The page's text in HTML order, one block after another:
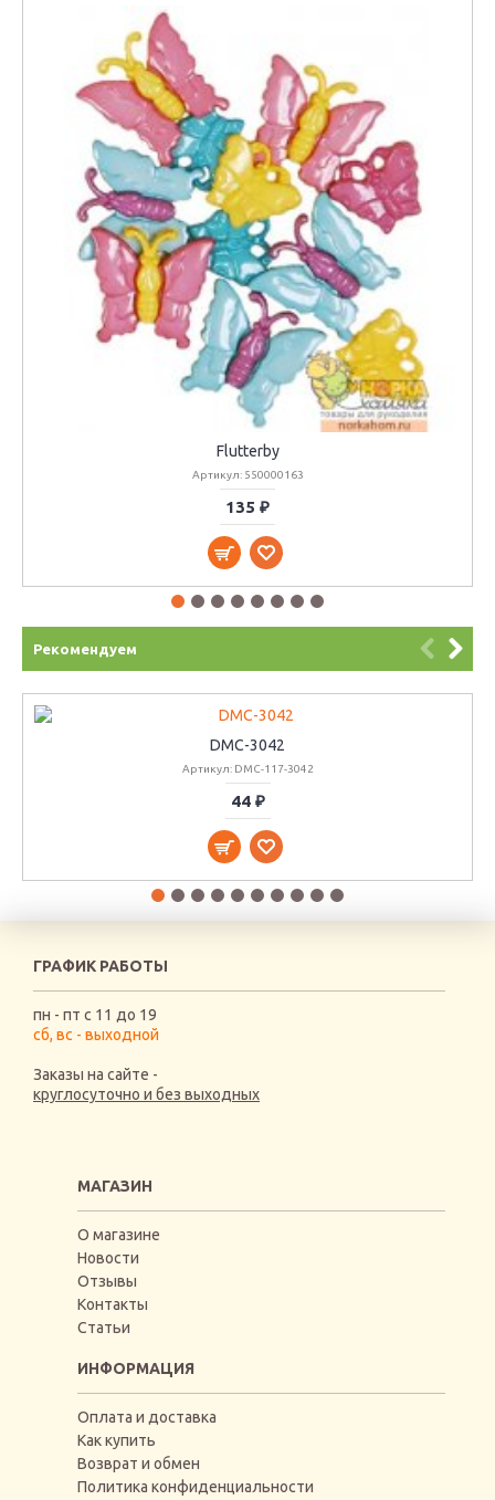
Flutterby
Артикул: 550000163
135 ₽
Рекомендуем
DMC-3042
Артикул: DMC-117-3042
44 ₽
ГРАФИК РАБОТЫ
пн - пт с 11 до 19
сб, вс - выходной
Заказы на сайте -
круглосуточно и без выходных
МАГАЗИН
О магазине
Новости
Отзывы
Контакты
Статьи
ИНФОРМАЦИЯ
Оплата и доставка
Как купить
Возврат и обмен
Политика конфиденциальности